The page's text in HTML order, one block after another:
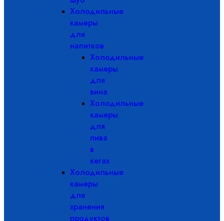
Холодильные
камеры
для
напитков
Холодильные
камеры
для
вина
Холодильные
камеры
для
пива
в
кегах
Холодильные
камеры
для
хранения
продуктов